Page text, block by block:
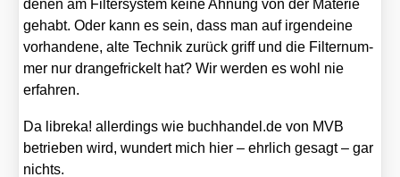
denen am Fil­ter­sys­tem kei­ne Ahnung von der Mate­rie
gehabt. Oder kann es sein, dass man auf irgend­ei­ne
vor­han­de­ne, alte Tech­nik zurück griff und die Fil­ter­num­
mer nur dran­gef­ri­ckelt hat? Wir wer­den es wohl nie
erfah­ren.
Da libre­ka! aller­dings wie buch​han​del​.de von MVB
betrie­ben wird, wun­dert mich hier – ehr­lich gesagt – gar
nichts.